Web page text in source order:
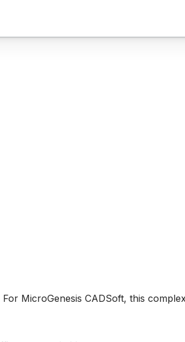
MicroGenesis CADSoft, this